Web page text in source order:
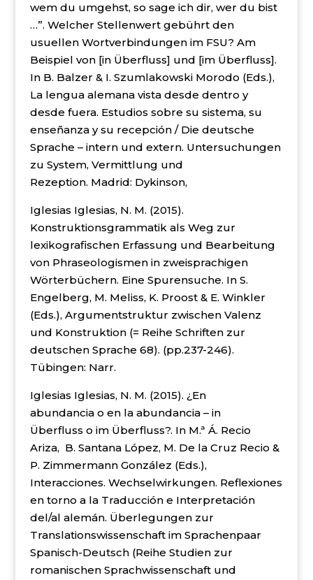
wem du umgehst, so sage ich dir, wer du bist
…”. Welcher Stellenwert gebührt den
usuellen Wortverbindungen im FSU? Am
Beispiel von [in Überfluss] und [im Überfluss].
In B. Balzer & I. Szumlakowski Morodo (Eds.),
La lengua alemana vista desde dentro y
desde fuera. Estudios sobre su sistema, su
enseñanza y su recepción / Die deutsche
Sprache – intern und extern. Untersuchungen
zu System, Vermittlung und
Rezeption. Madrid: Dykinson,
Iglesias Iglesias, N. M. (2015).
Konstruktionsgrammatik als Weg zur
lexikografischen Erfassung und Bearbeitung
von Phraseologismen in zweisprachigen
Wörterbüchern. Eine Spurensuche. In S.
Engelberg, M. Meliss, K. Proost & E. Winkler
(Eds.), Argumentstruktur zwischen Valenz
und Konstruktion (= Reihe Schriften zur
deutschen Sprache 68). (pp.237-246).
Tübingen: Narr.
Iglesias Iglesias, N. M. (2015). ¿En
abundancia o en la abundancia – in
Überfluss o im Überfluss?. In M.ª Á. Recio
Ariza, B. Santana López, M. De la Cruz Recio &
P. Zimmermann González (Eds.),
Interacciones. Wechselwirkungen. Reflexiones
en torno a la Traducción e Interpretación
del/al alemán. Überlegungen zur
Translationswissenschaft im Sprachenpaar
Spanisch-Deutsch (Reihe Studien zur
romanischen Sprachwissenschaft und